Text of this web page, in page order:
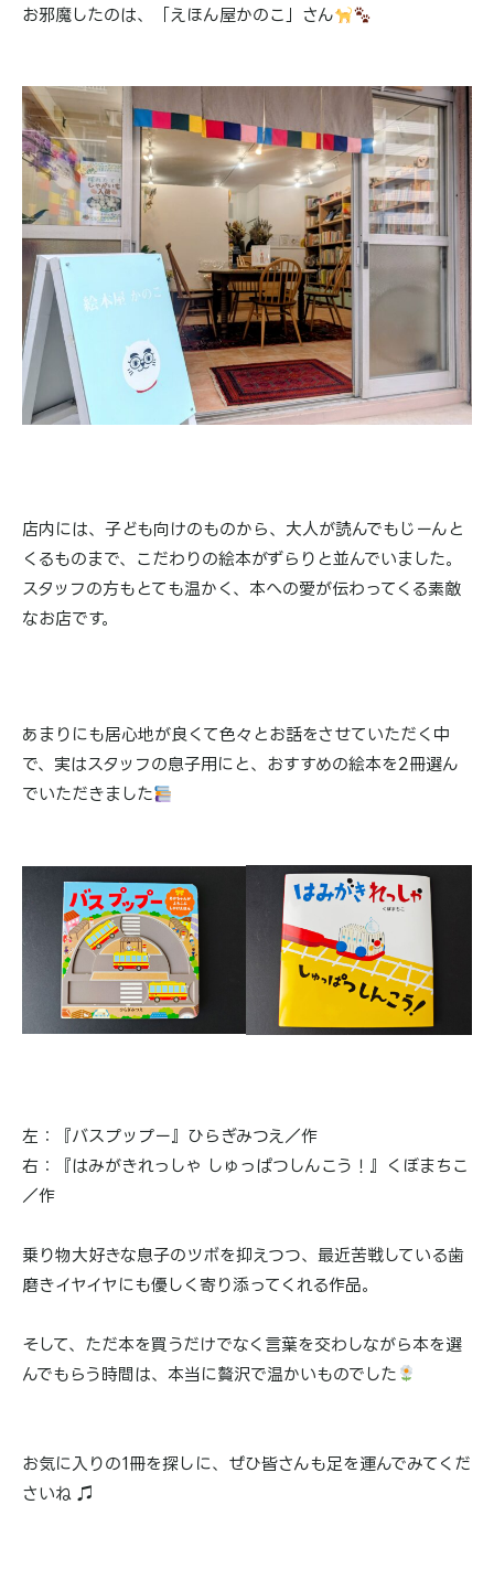
お邪魔したのは、「えほん屋かのこ」さん
店内には、子ども向けのものから、大人が読んでもじーんと
くるものまで、こだわりの絵本がずらりと並んでいました。
スタッフの方もとても温かく、本への愛が伝わってくる素敵
なお店です。
あまりにも居心地が良くて色々とお話をさせていただく中
で、実はスタッフの息子用にと、おすすめの絵本を2冊選ん
でいただきました
左：『バスプップー』ひらぎみつえ／作
右：『はみがきれっしゃ しゅっぱつしんこう！』くぼまちこ
／作
乗り物大好きな息子のツボを抑えつつ、最近苦戦している歯
磨きイヤイヤにも優しく寄り添ってくれる作品。
そして、ただ本を買うだけでなく言葉を交わしながら本を選
んでもらう時間は、本当に贅沢で温かいものでした
お気に入りの1冊を探しに、ぜひ皆さんも足を運んでみてくだ
さいね ♫